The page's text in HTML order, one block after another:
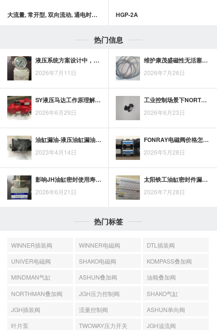
大流量, 常开型, 双向流动, 通电时双向封闭常开型提动轴型电磁方向阀 HGP-2A
热门信息
液压系统方案设计中，华德液压阀的配置思路与需求匹配
2026年7月11日
维护康茂盛磁性无活塞杆气缸时，气源、密封与滑动部位如何逐项检查？
2026年7月26日
SY液压马达工作原理解析：从结构运行看工业设备驱动基础
2026年6月29日
工业控制场景下NORTHMAN液压比例阀的应用价值与行业前景
2026年6月23日
油缸漏油-液压油缸漏油怎么修
2023年4月14日
FONRAY电磁阀价格怎么评估？选型采购需看这些成本因素
2026年5月28日
影响JH油缸密封使用寿命的关键因素与维护要点
2026年6月21日
太阳铁工油缸密封件漏油的常见原因与处理思路
2026年7月28日
热门标签
WINNER插装阀 WINNER电磁阀
DTL插装阀
UNIVER电磁阀
SHAKO电磁阀
KOMPASS叠加阀
MINDMAN气缸
ASHUN叠加阀
油顺叠加阀
NORTHMAN叠加阀
JGH压力控制阀
SHAKO气缸
JGH插装阀
流量控制阀
ASHUN单向阀
叶片泵
TWOWAY压力开关 JGH溢流阀